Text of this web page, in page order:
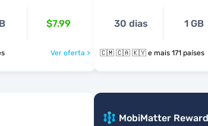
$7.99
Ver oferta >
30 dias 1 GB
🇨🇲 🇨🇦 🇰🇾 e mais 171 países
MobiMatter